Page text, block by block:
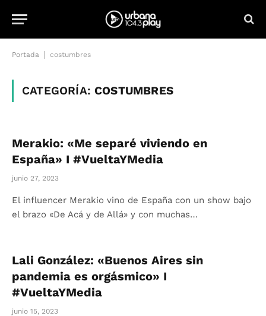
Portada costumbres
CATEGORÍA:COSTUMBRES
Merakio: «Me separé viviendo en
España» I #VueltaYMedia
junio 27, 2023
El influencer Merakio vino de España con un show bajo
el brazo «De Acá y de Allá» y con muchas…
Lali González: «Buenos Aires sin
pandemia es orgásmico» I
#VueltaYMedia
junio 15, 2023